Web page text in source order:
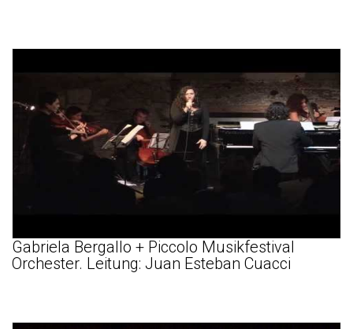
Gabriela Bergallo + Piccolo Musikfestival
Orchester. Leitung: Juan Esteban Cuacci